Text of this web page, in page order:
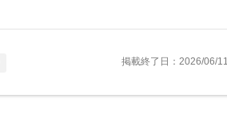
掲載終了日：2026/06/11